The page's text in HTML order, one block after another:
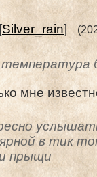
Silver_rain]
температура
мне
в тик
прыщи